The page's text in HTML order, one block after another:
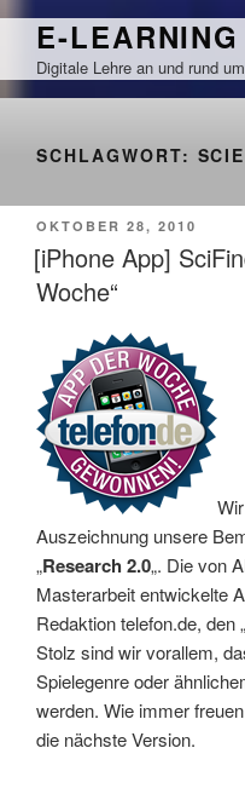
Zum
springen
E-
Digitale Lehre an und rund
SCHLAGWORT:
VERÖFFENTLICHT
AM
OKTOBER 28, 2010
[iPhone App]
Woche“
Auszeichnung unsere
„Research 2.0„. Die von
Masterarbeit entwickelte
Redaktion telefon.de, den „
Stolz sind wir vorallem,
Spielegenre oder
werden. Wie immer
die nächste Version.